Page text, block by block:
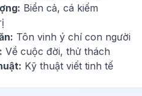
Biển cả, cá kiếm
Tôn vinh ý chí con người
Về cuộc đời, thử thách
Kỹ thuật viết tinh tế